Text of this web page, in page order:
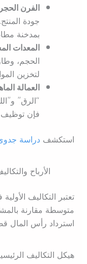
الفرن
جودة
بمدخنة
المعدات
الحجم،
لتخزين
العمالة
“الرق”
فإن
استكشف دراسة
الأرباح
تعتبر التكاليف
متوسطة مقارنة
استرداد رأس المال
هيكل التكاليف